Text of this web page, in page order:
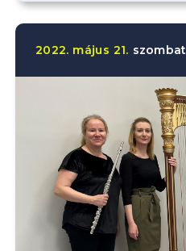
2022. május 21. szombat